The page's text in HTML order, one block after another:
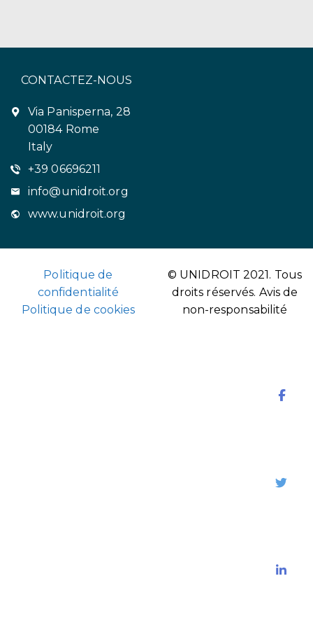
CONTACTEZ-NOUS
Via Panisperna, 28
00184 Rome
Italy
+39 06696211
info@unidroit.org
www.unidroit.org
Politique de
confidentialité
Politique de cookies
© UNIDROIT 2021. Tous
droits réservés. Avis de
non-responsabilité